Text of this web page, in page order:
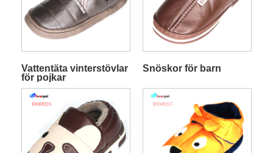
Vattentäta vinterstövlar
för pojkar
Snöskor för barn